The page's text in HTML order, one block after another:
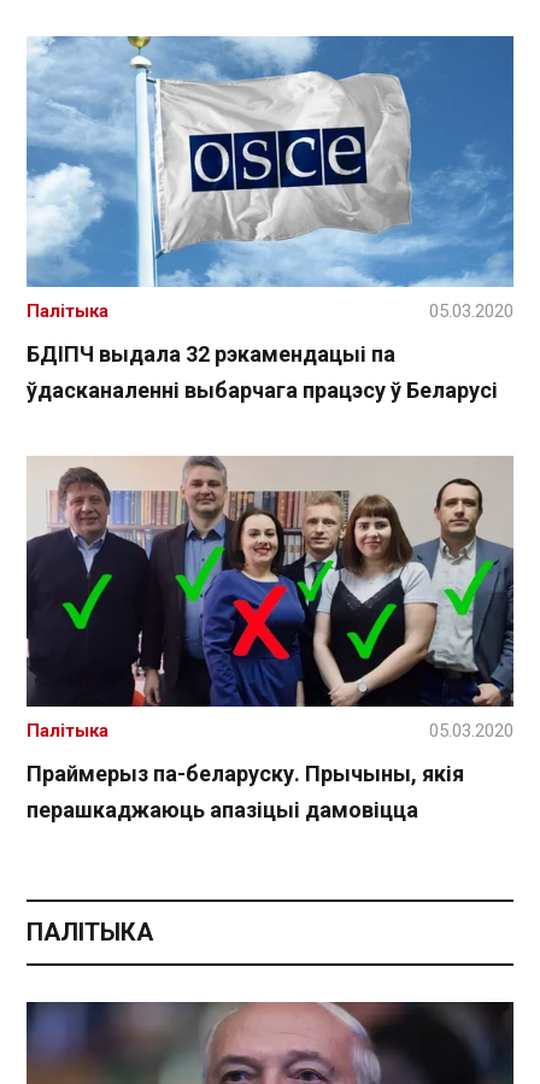
БДІПЧ выдала 32 рэкамендацыі па
ўдасканаленні выбарчага працэсу ў Беларусі
Палітыка 05.03.2020
Праймерыз па-беларуску. Прычыны, якія
перашкаджаюць апазіцыі дамовіцца
Палітыка 05.03.2020
ПАЛІТЫКА